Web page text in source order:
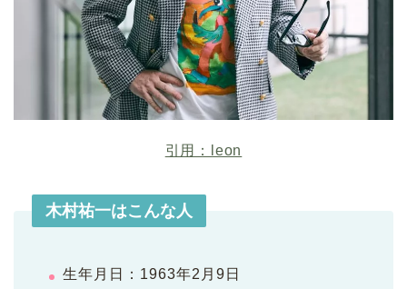
引用：leon
木村祐一はこんな人
生年月日：1963年2月9日